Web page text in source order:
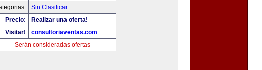
Sin Clasificar
Precio:
Realizar una oferta!
Visitar!
consultoriaventas.com
Serán consideradas ofertas